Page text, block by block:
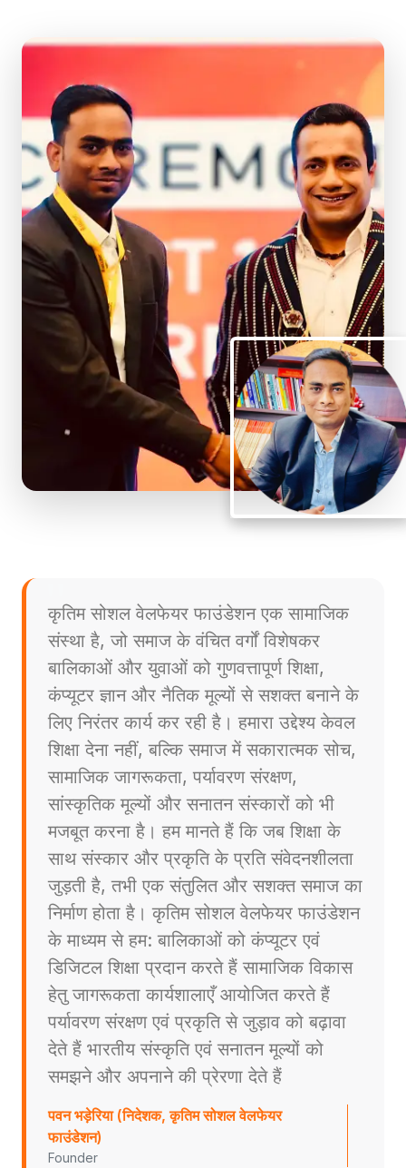
कृतिम सोशल वेलफेयर फाउंडेशन एक सामाजिक
संस्था है, जो समाज के वंचित वर्गों विशेषकर
बालिकाओं और युवाओं को गुणवत्तापूर्ण शिक्षा,
कंप्यूटर ज्ञान और नैतिक मूल्यों से सशक्त बनाने के
लिए निरंतर कार्य कर रही है। हमारा उद्देश्य केवल
शिक्षा देना नहीं, बल्कि समाज में सकारात्मक सोच,
सामाजिक जागरूकता, पर्यावरण संरक्षण,
सांस्कृतिक मूल्यों और सनातन संस्कारों को भी
मजबूत करना है। हम मानते हैं कि जब शिक्षा के
साथ संस्कार और प्रकृति के प्रति संवेदनशीलता
जुड़ती है, तभी एक संतुलित और सशक्त समाज का
निर्माण होता है। कृतिम सोशल वेलफेयर फाउंडेशन
के माध्यम से हम: बालिकाओं को कंप्यूटर एवं
डिजिटल शिक्षा प्रदान करते हैं सामाजिक विकास
हेतु जागरूकता कार्यशालाएँ आयोजित करते हैं
पर्यावरण संरक्षण एवं प्रकृति से जुड़ाव को बढ़ावा
देते हैं भारतीय संस्कृति एवं सनातन मूल्यों को
समझने और अपनाने की प्रेरणा देते हैं
पवन भड़ेरिया (निदेशक, कृतिम सोशल वेलफेयर
फाउंडेशन)
Founder